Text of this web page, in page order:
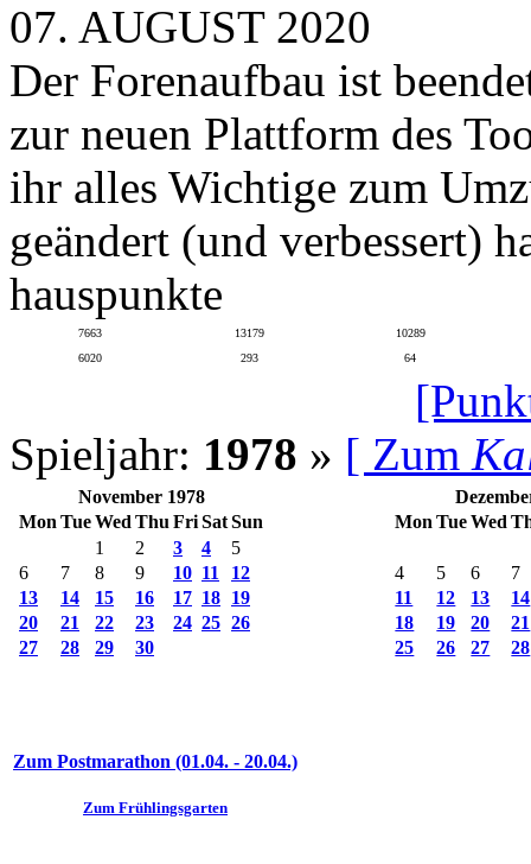
07. AUGUST 2020
Der Forenaufbau ist
zur neuen Plattform des
ihr alles Wichtige zum
geändert (und verbessert)
hauspunkte
7663 13179
10289
6020
293 64
Spieljahr: 1978 » [ Zum
November 1978
Mon TueWed Thu FriSatSun
1
2 3 4
5
6
7 8 9 10 11
12
13
14 15 16 17 18 19
20
21 22 23 24 25 26
27
28 29 30
Mon TueWed
4 5 6
7
11
12 13
14
18
19 20
21
25
26 27 28
Zum Postmarathon (01.04. - 20.04.)
Zum Frühlingsgarten